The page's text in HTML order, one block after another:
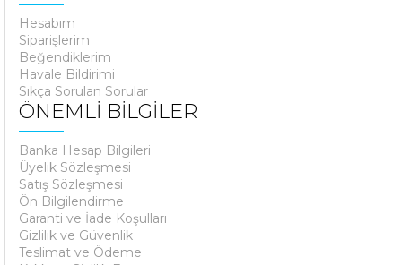
Hesabım
Siparişlerim
Beğendiklerim
Havale Bildirimi
Sıkça Sorulan Sorular
ÖNEMLİ BİLGİLER
Banka Hesap Bilgileri
Üyelik Sözleşmesi
Satış Sözleşmesi
Ön Bilgilendirme
Garanti ve İade Koşulları
Gizlilik ve Güvenlik
Teslimat ve Ödeme